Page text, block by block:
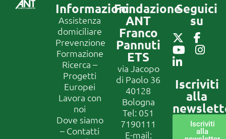
Informazioni
Assistenza
domiciliare
Prevenzione
Formazione
Ricerca –
Progetti
Europei
Lavora con
noi
Dove siamo
– Contatti
Fondazione
ANT
Franco
Pannuti
ETS
via Jacopo
di Paolo 36
40128
Bologna
Tel: 051
7190111
E-mail:
Seguici
su
Iscriviti
alla
Iscriviti
alla